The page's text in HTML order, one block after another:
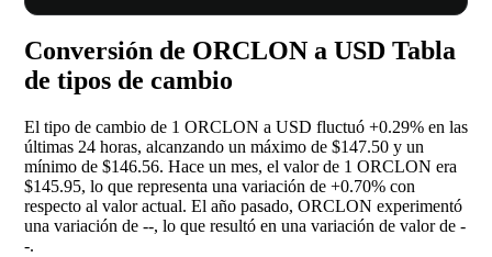
Conversión de ORCLON a USD Tabla
de tipos de cambio
El tipo de cambio de 1 ORCLON a USD fluctuó +0.29% en las
últimas 24 horas, alcanzando un máximo de $147.50 y un
mínimo de $146.56. Hace un mes, el valor de 1 ORCLON era
$145.95, lo que representa una variación de +0.70% con
respecto al valor actual. El año pasado, ORCLON experimentó
una variación de --, lo que resultó en una variación de valor de -
-.